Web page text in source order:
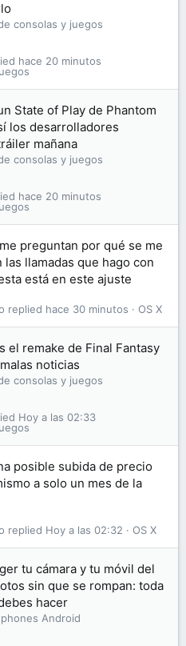
consolas y juegos
hace 20 minutos
State of Play de Phantom
los desarrolladores
mañana
consolas y juegos
hace 20 minutos
preguntan por qué se me
llamadas que hago con
está en este ajuste
OS X
hace 30 minutos
el remake de Final Fantasy
noticias
consolas y juegos
Hoy a las 02:33
posible subida de precio
a solo un mes de la
OS X
Hoy a las 02:32
tu cámara y tu móvil del
sin que se rompan: toda
hacer
Android